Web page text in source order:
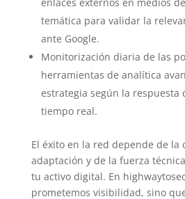
temática para validar la
ante Google.
Monitorización diaria de las
herramientas de analítica
estrategia según la respuesta
tiempo real.
El éxito en la red depende de la
adaptación y de la fuerza
tu activo digital. En
prometemos visibilidad, sino